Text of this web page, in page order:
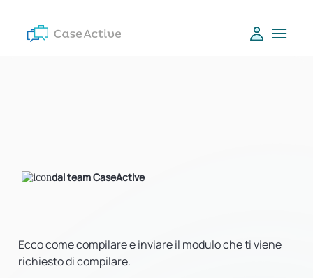
dal team CaseActive
Ecco come compilare e inviare il modulo che ti viene
richiesto di compilare.